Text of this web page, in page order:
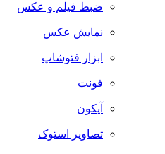
ضبط فيلم و عكس
نمایش عکس
ابزار فتوشاپ
فونت
آیکون
تصاویر استوک